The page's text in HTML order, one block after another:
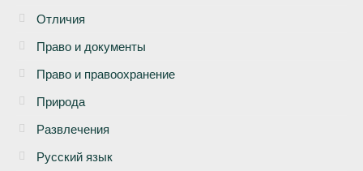
Отличия
Право и документы
Право и правоохранение
Природа
Развлечения
Русский язык